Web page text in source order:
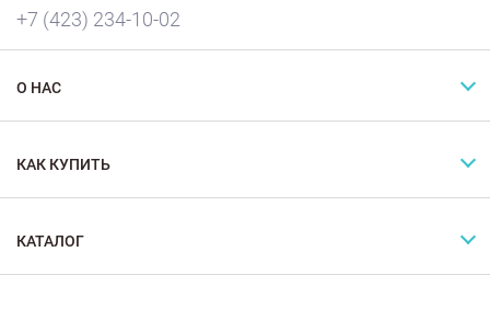
+7 (423) 234-10-02
О НАС
КАК КУПИТЬ
КАТАЛОГ